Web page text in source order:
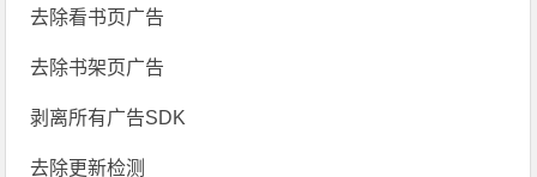
去除看书页广告
去除书架页广告
剥离所有广告SDK
去除更新检测